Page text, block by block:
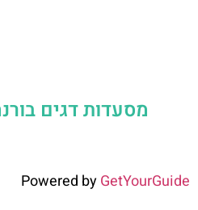
מסעדות דגים
Powered byGetYourGuide